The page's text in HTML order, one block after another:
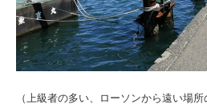
（上級者の多い、ローソンから遠い場